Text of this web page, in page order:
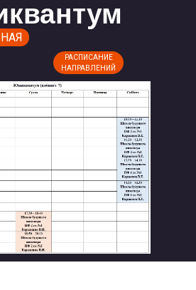
РАСПИСАНИЕ
НАПРАВЛЕНИЙ